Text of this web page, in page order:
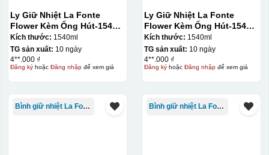
Ly Giữ Nhiệt La Fonte
Flower Kèm Ống Hút-1540
ml-014786
Kích thước: 1540ml
TG sản xuất: 10 ngày
4**.000 ₫
Đăng kýhoặc Đăng nhậpđể xem giá
Ly Giữ Nhiệt La Fonte
Flower Kèm Ống Hút-1540
ml-014786
Kích thước: 1540ml
TG sản xuất: 10 ngày
4**.000 ₫
Đăng kýhoặc Đăng nhậpđể xem giá
Bình giữ nhiệt La Fonte Bình giữ nhiệt La Fonte